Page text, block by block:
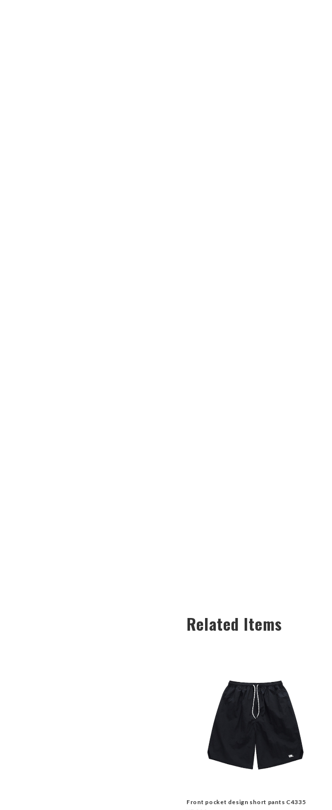
Related Items
Front pocket design short pants C4335